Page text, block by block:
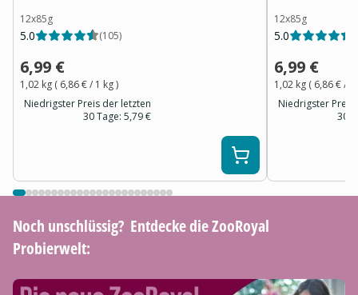
12x85g
5.0 (105)
6,99 €
1,02 kg ( 6,86 €/ 1 kg)
Niedrigster Preis der letzten
30 Tage: 5,79 €
12x85g
5.0
6,99 €
1,02 kg ( 6,86 €/ 1
Niedrigster Preis
30
Noch unschlüssig? ​ Entdecke die ZooRoyal
Probierwelt: